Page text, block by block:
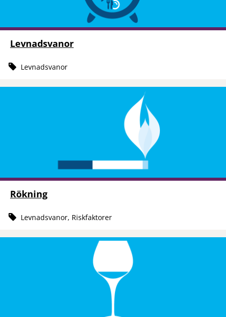
Levnadsvanor
Levnadsvanor
Rökning
Levnadsvanor, Riskfaktorer